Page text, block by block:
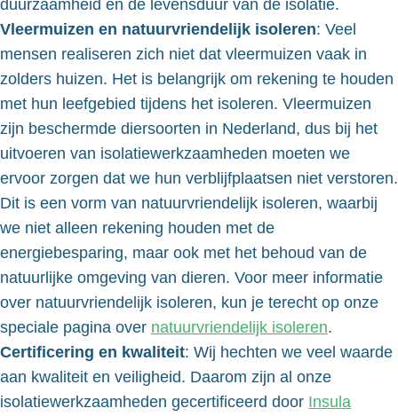
duurzaamheid en de levensduur van de isolatie.
Vleermuizen en natuurvriendelijk isoleren: Veel
mensen realiseren zich niet dat vleermuizen vaak in
zolders huizen. Het is belangrijk om rekening te houden
met hun leefgebied tijdens het isoleren. Vleermuizen
zijn beschermde diersoorten in Nederland, dus bij het
uitvoeren van isolatiewerkzaamheden moeten we
ervoor zorgen dat we hun verblijfplaatsen niet verstoren.
Dit is een vorm van natuurvriendelijk isoleren, waarbij
we niet alleen rekening houden met de
energiebesparing, maar ook met het behoud van de
natuurlijke omgeving van dieren. Voor meer informatie
over natuurvriendelijk isoleren, kun je terecht op onze
speciale pagina over natuurvriendelijk isoleren.
Certificering en kwaliteit: Wij hechten we veel waarde
aan kwaliteit en veiligheid. Daarom zijn al onze
isolatiewerkzaamheden gecertificeerd door Insula